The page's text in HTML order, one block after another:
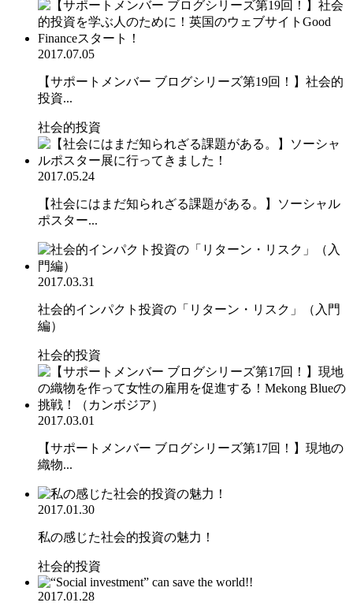
2017.07.05
【サポートメンバー ブログシリーズ第19回！】社会的
投資...
社会的投資
2017.05.24
【社会にはまだ知られざる課題がある。】ソーシャル
ポスター...
2017.03.31
社会的インパクト投資の「リターン・リスク」（入門
編）
社会的投資
2017.03.01
【サポートメンバー ブログシリーズ第17回！】現地の
織物...
2017.01.30
私の感じた社会的投資の魅力！
社会的投資
2017.01.28